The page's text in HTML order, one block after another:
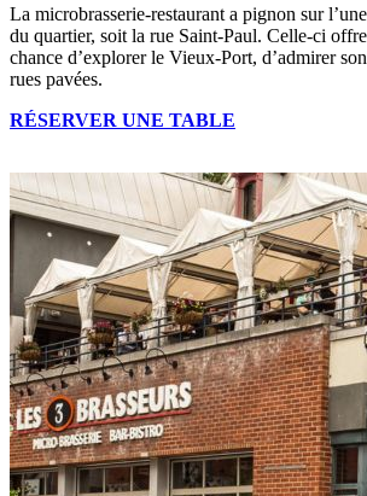
La microbrasserie-restaurant a pignon sur
du quartier, soit la rue Saint-Paul. Celle-ci
chance d’explorer le Vieux-Port, d’admirer
rues pavées.
RÉSERVER UNE TABLE